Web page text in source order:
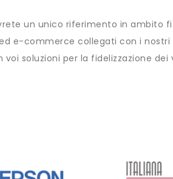
un unico riferimento in ambito
e-commerce collegati con i
soluzioni per la fidelizzazione dei